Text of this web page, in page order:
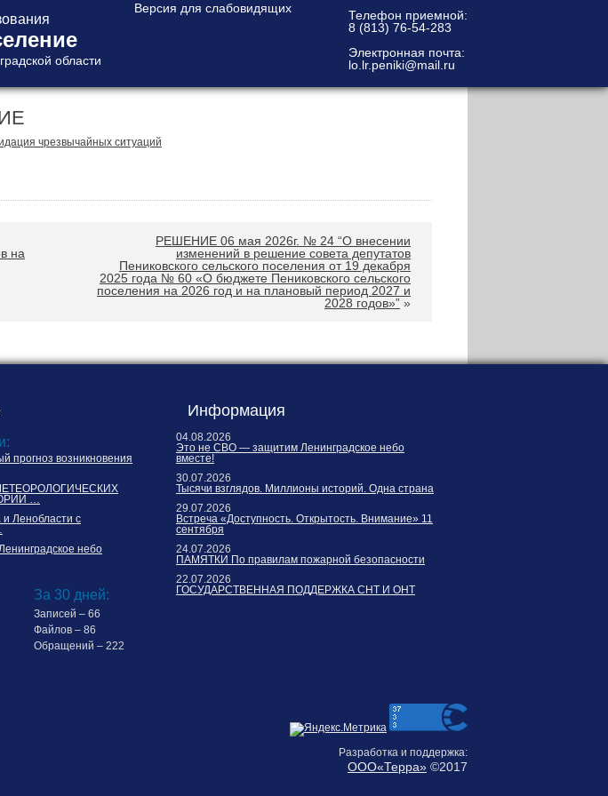
области
Телефон приемной:
8 (813) 76-54-283
Электронная почта:
lo.lr.peniki@mail.ru
чрезвычайных ситуаций
на
РЕШЕНИЕ 06 мая 2026г. № 24 “О внесении
изменений в решение совета депутатов
Пениковского сельского поселения от 19 декабря
2025 года № 60 «О бюджете Пениковского сельского
поселения на 2026 год и на плановый период 2027 и
2028 годов»” »
прогноз возникновения
…
Ленобласти с
небо
За 30 дней:
Записей – 66
Файлов – 86
Обращений – 222
Информация
04.08.2026
Это не СВО — защитим Ленинградское небо
вместе!
30.07.2026
Тысячи взглядов. Миллионы историй. Одна страна
29.07.2026
Встреча «Доступность. Открытость. Внимание» 11
сентября
24.07.2026
ПАМЯТКИ По правилам пожарной безопасности
22.07.2026
ГОСУДАРСТВЕННАЯ ПОДДЕРЖКА СНТ И ОНТ
Разработка и поддержка:
ООО«Терра» ©2017